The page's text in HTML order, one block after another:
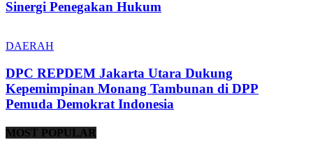
Sinergi Penegakan Hukum
DAERAH
DPC REPDEM Jakarta Utara Dukung
Kepemimpinan Monang Tambunan di DPP
Pemuda Demokrat Indonesia
MOST POPULAR